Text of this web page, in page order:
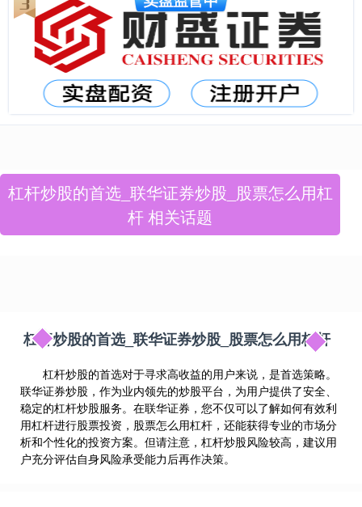
杠杆炒股的首选_联华证券炒股_股票怎么用杠
杆 相关话题
杠杆炒股的首选_联华证券炒股_股票怎么用杠杆
杠杆炒股的首选对于寻求高收益的用户来说，是首选策略。
联华证券炒股，作为业内领先的炒股平台，为用户提供了安全、
稳定的杠杆炒股服务。在联华证券，您不仅可以了解如何有效利
用杠杆进行股票投资，股票怎么用杠杆，还能获得专业的市场分
析和个性化的投资方案。但请注意，杠杆炒股风险较高，建议用
户充分评估自身风险承受能力后再作决策。